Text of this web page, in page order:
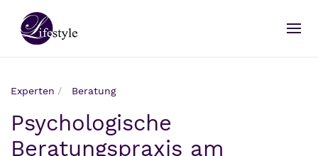
Experten Beratung
Psychologische
Beratungspraxis am